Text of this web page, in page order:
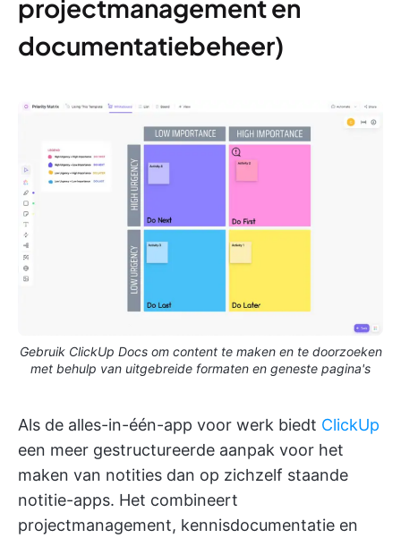
projectmanagement en
documentatiebeheer)
Gebruik ClickUp Docs om content te maken en te doorzoeken
met behulp van uitgebreide formaten en geneste pagina's
Als de alles-in-één-app voor werk biedt ClickUp
een meer gestructureerde aanpak voor het
maken van notities dan op zichzelf staande
notitie-apps. Het combineert
projectmanagement, kennisdocumentatie en